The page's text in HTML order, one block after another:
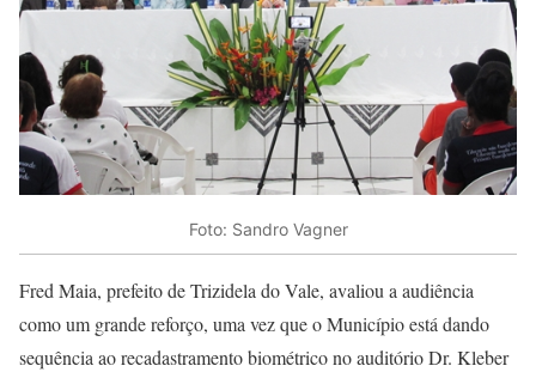
Foto: Sandro Vagner
Fred Maia, prefeito de Trizidela do Vale, avaliou a audiência
como um grande reforço, uma vez que o Município está dando
sequência ao recadastramento biométrico no auditório Dr. Kleber